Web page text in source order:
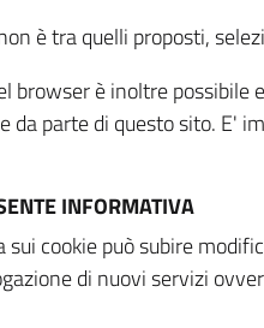
è tra quelli proposti,
browser è inoltre
da parte di questo sito. E'
INFORMATIVA
cookie può subire
di nuovi servizi